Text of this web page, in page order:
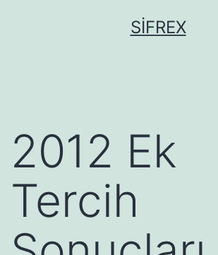
SIFREX
2012 Ek
Tercih